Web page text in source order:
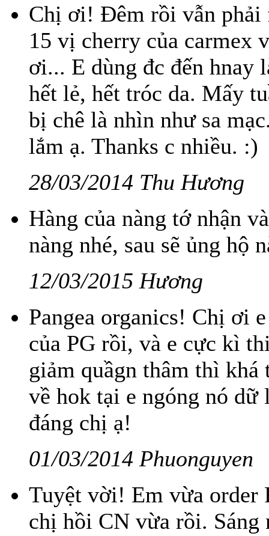
Chị ơi! Đêm rồi vẫn phải
15 vị cherry của carmex
ơi... E dùng đc đến hnay
hết lẻ, hết tróc da. Mấy
bị chê là nhìn như sa
lắm ạ. Thanks c nhiều. :)
28/03/2014 Thu Hương
Hàng của nàng tớ nhận
nàng nhé, sau sẽ ủng hộ
12/03/2015 Hương
Pangea organics! Chị ơi
của PG rồi, và e cực kì
giảm quầgn thâm thì
về hok tại e ngóng nó
đáng chị ạ!
01/03/2014 Phuonguyen
Tuyệt vời! Em vừa order
chị hồi CN vừa rồi. Sáng